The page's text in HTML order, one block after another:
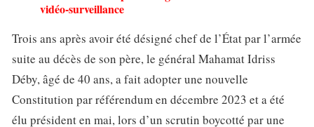
vidéo-surveillance
Trois ans après avoir été désigné chef de l’État par l’armée
suite au décès de son père, le général Mahamat Idriss
Déby, âgé de 40 ans, a fait adopter une nouvelle
Constitution par référendum en décembre 2023 et a été
élu président en mai, lors d’un scrutin boycotté par une